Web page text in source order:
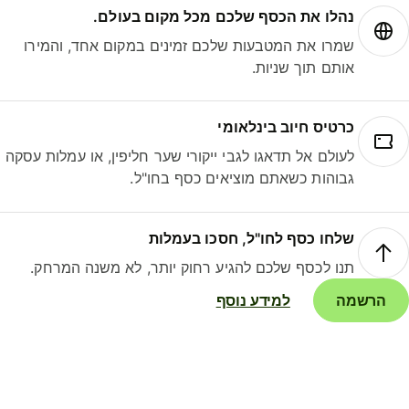
נהלו את הכסף שלכם מכל מקום בעולם.
שמרו את המטבעות שלכם זמינים במקום אחד, והמירו
אותם תוך שניות.
כרטיס חיוב בינלאומי
לעולם אל תדאגו לגבי ייקורי שער חליפין, או עמלות עסקה
גבוהות כשאתם מוציאים כסף בחו"ל.
שלחו כסף לחו"ל, חסכו בעמלות
תנו לכסף שלכם להגיע רחוק יותר, לא משנה המרחק.
הרשמה
למידע נוסף